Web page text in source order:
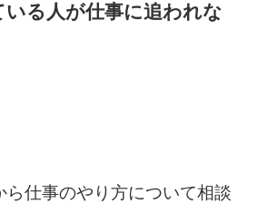
る人が仕事に追われな
ら仕事のやり方について相談